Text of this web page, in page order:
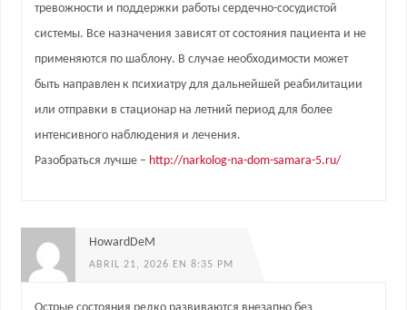
тревожности и поддержки работы сердечно-сосудистой
системы. Все назначения зависят от состояния пациента и не
применяются по шаблону. В случае необходимости может
быть направлен к психиатру для дальнейшей реабилитации
или отправки в стационар на летний период для более
интенсивного наблюдения и лечения.
Разобраться лучше – http://narkolog-na-dom-samara-5.ru/
HowardDeM
ABRIL 21, 2026 EN 8:35 PM